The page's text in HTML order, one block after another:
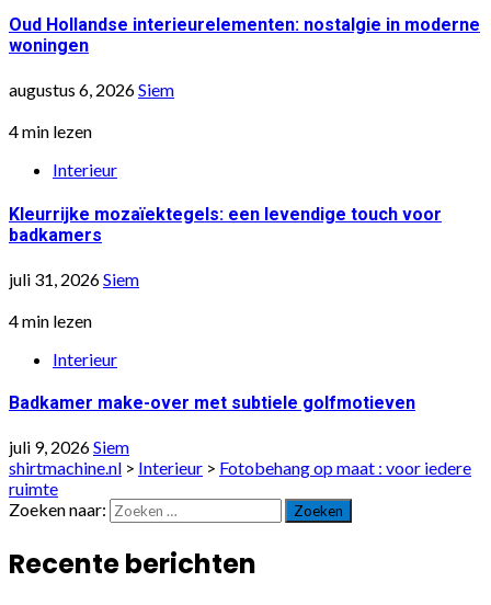
Oud Hollandse interieurelementen: nostalgie in moderne
woningen
augustus 6, 2026Siem
4 min lezen
Interieur
Kleurrijke mozaïektegels: een levendige touch voor
badkamers
juli 31, 2026Siem
4 min lezen
Interieur
Badkamer make-over met subtiele golfmotieven
juli 9, 2026Siem
shirtmachine.nl > Interieur > Fotobehang op maat : voor iedere
ruimte
Zoeken naar:
Recente berichten